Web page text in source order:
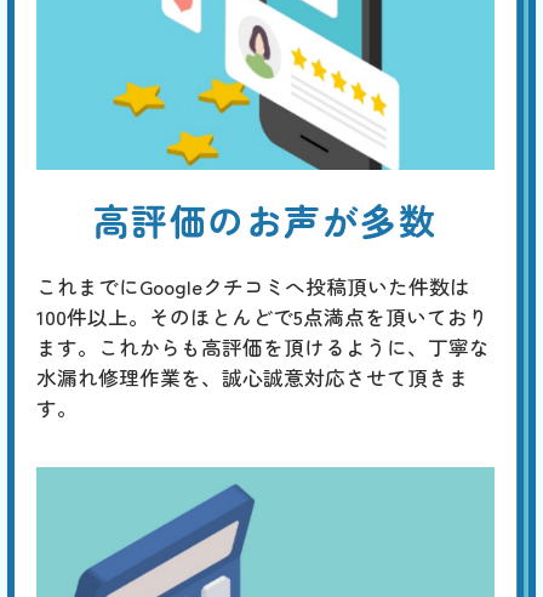
高評価のお声が多数
これまでにGoogleクチコミへ投稿頂いた件数は
100件以上。そのほとんどで5点満点を頂いており
ます。これからも高評価を頂けるように、丁寧な
水漏れ修理作業を、誠心誠意対応させて頂きま
す。